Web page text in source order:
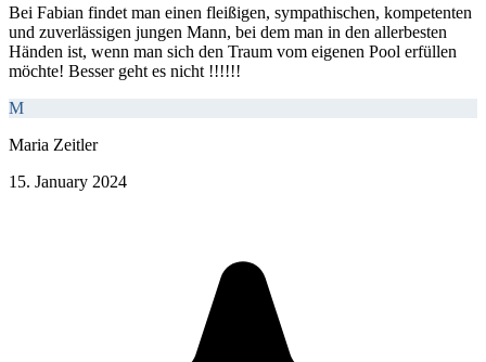
Bei Fabian findet man einen fleißigen, sympathischen, kompetenten
und zuverlässigen jungen Mann, bei dem man in den allerbesten
Händen ist, wenn man sich den Traum vom eigenen Pool erfüllen
möchte! Besser geht es nicht !!!!!!
M
Maria Zeitler
15. January 2024